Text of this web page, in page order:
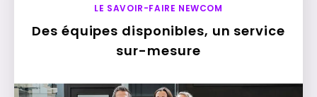
LE SAVOIR-FAIRE NEWCOM
Des équipes disponibles, un service
sur-mesure